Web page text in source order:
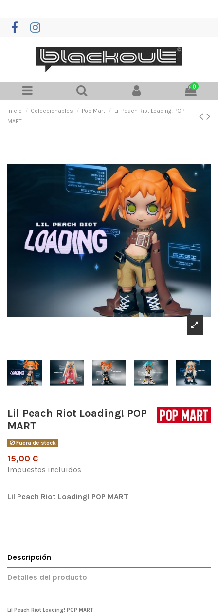
0
Inicio Coleccionables Pop Mart
Lil Peach Riot Loading! POP
MART
Lil Peach Riot Loading! POP
MART
Fuera de stock
15,00 €
Impuestos incluidos
Lil Peach Riot Loading! POP MART
Descripción
Detalles del producto
Lil Peach Riot Loading! POP MART